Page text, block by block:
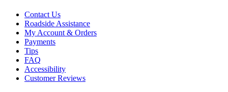
Contact Us
Roadside Assistance
My Account & Orders
Payments
Tips
FAQ
Accessibility
Customer Reviews